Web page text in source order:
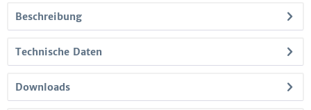
Beschreibung
Technische Daten
Downloads